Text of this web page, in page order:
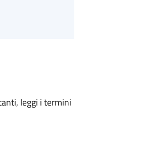
leggi i termini